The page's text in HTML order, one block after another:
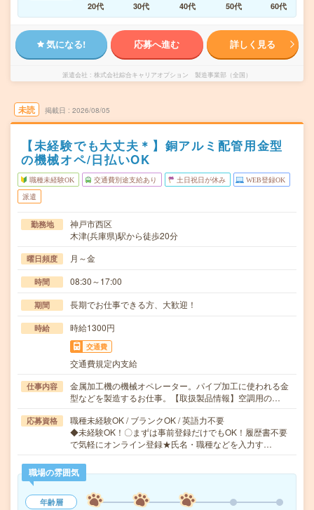
20代
30代 40代 50代 60代
気になる! 応募へ進む 詳しく見る
派遣会社 株式会社綜合キャリアオプション 製造事業部（全国）
未読 掲載日 2026/08/05
【未経験でも大丈夫＊】銅アルミ配管用金型
の機械オペ/日払いOK
職種未経験OK 交通費別途支給あり 土日祝日が休み WEB登録OK
派遣
勤務地
神戸市西区
木津(兵庫県)駅から徒歩20分
曜日頻度 月～金
時間 08:30～17:00
期間 長期でお仕事できる方、大歓迎！
時給 時給1300円
交通費
交通費規定内支給
仕事内容
金属加工機の機械オペレーター。パイプ加工に使われる金
型などを製造するお仕事。【取扱製品情報】空調用の…
応募資格
職種未経験OK / ブランクOK / 英語力不要
◆未経験OK！〇まずは事前登録だけでもOK！履歴書不要
で気軽にオンライン登録★氏名・職種などを入力す…
職場の雰囲気
年齢層